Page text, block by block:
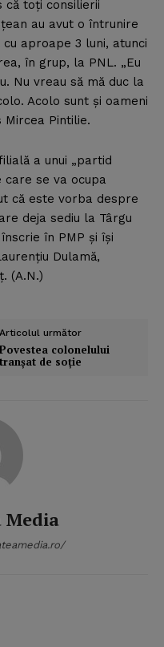
că toţi consilierii
au avut o întrunire
aproape 3 luni, atunci
în grup, la PNL. „Eu
Nu vreau să mă duc la
Acolo sunt şi oameni
Mircea Pintilie.
a unui „partid
care se va ocupa
că este vorba despre
deja sediu la Târgu
în PMP şi îşi
Dulamă,
(A.N.)
Articolul următor
Povestea colonelului
tranşat de soţie
Media